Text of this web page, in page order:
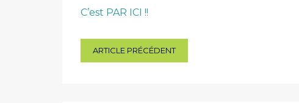
C’est PAR ICI !!
Navigation
ARTICLE PRÉCÉDENT